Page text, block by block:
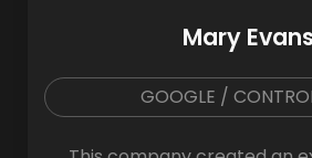
Mary Evans
GOOGLE /